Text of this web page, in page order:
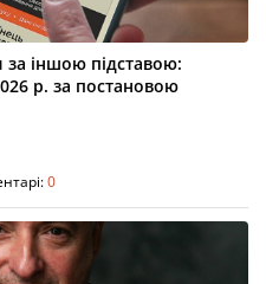
іншою підставою:
р. за постановою
0